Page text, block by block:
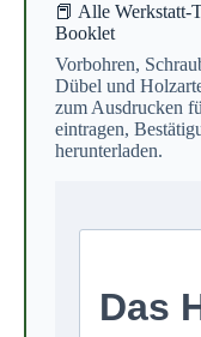
📕 Alle Werkstatt-
Booklet
Vorbohren,
Dübel und
zum Ausdrucken
eintragen,
herunterladen.